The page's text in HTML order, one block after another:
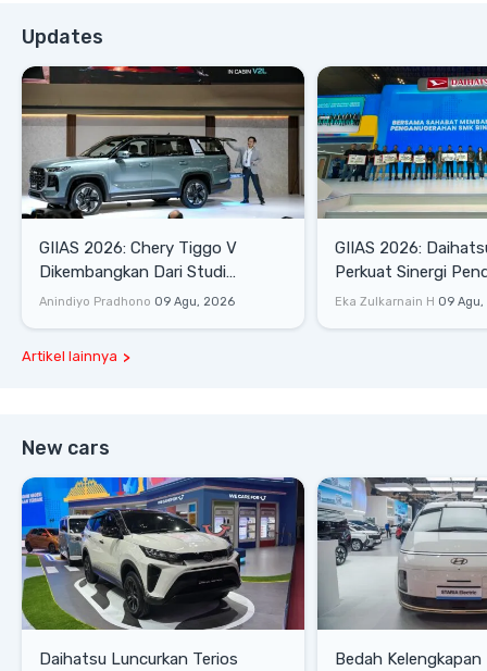
Updates
GIIAS 2026: Chery Tiggo V
Dikembangkan Dari Studi
Komprehensif di Indonesia
Anindiyo Pradhono 09 Agu, 2026
GIIAS 2026:
Perkuat Sinergi
Industri Otomotif
Eka Zulkarnain H 09
Artikel lainnya
New cars
Daihatsu Luncurkan Terios
Bedah